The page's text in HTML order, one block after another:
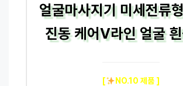
얼굴마사지기 미세전류
진동 케어V라인 얼굴
[ NO.10 제품 ]